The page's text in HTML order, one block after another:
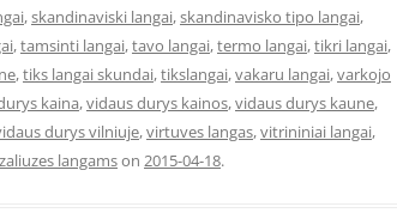
,skandinaviski langai,skandinavisko tipo langai,
,tamsinti langai,tavo langai,termo langai,tikri langai,
,tiks langai skundai,tikslangai,vakaru langai,varkojo
kaina,vidaus durys kainos,vidaus durys kaune,
durys vilniuje,virtuves langas,vitrininiai langai,
zaliuzes langamson 2015-04-18.